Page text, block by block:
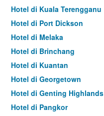
Hotel di Kuala Terengganu
Hotel di Port Dickson
Hotel di Melaka
Hotel di Brinchang
Hotel di Kuantan
Hotel di Georgetown
Hotel di Genting Highlands
Hotel di Pangkor